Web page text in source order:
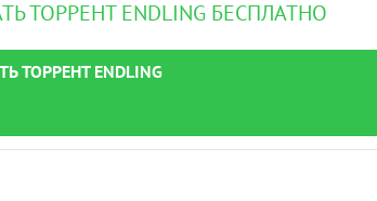
ТОРРЕНТ ENDLING БЕСПЛАТНО
ТОРРЕНТ ENDLING